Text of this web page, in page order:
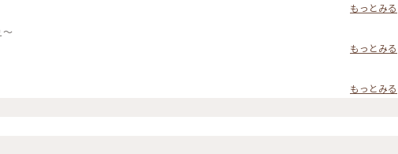
もっとみる
へぇ～
もっとみる
もっとみる